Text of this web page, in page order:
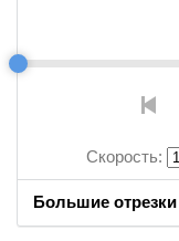
Скорость:
Большие отрезки